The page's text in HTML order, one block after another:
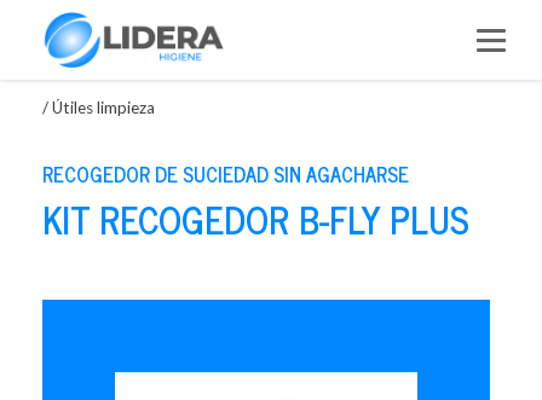
/Útiles limpieza
RECOGEDOR DE SUCIEDAD SIN AGACHARSE
KIT RECOGEDOR B-FLY PLUS